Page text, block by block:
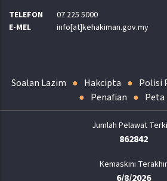
TELEFON
07 225 5000
E-MEL
info[at]kehakiman.gov.my
Soalan Lazim Hakcipta
Polisi
Penafian
Peta
862842
Kemaskini Terakhir
6/8/2026